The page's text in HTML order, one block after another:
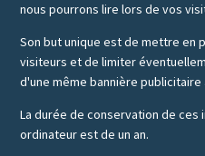
nous pourrons lire lors de vos
Son but unique est de mettre en
visiteurs et de limiter
d'une même bannière publicitaire
La durée de conservation de
ordinateur est de un an.